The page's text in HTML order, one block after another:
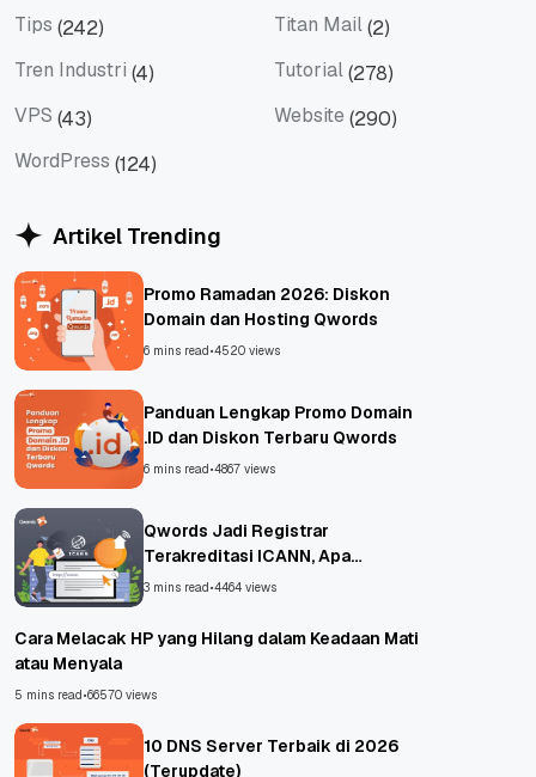
Tips (242) Titan Mail(2)
Tren Industri (4) Tutorial(278)
VPS (43) Website (290)
WordPress (124)
Artikel Trending
Promo Ramadan 2026: Diskon
Domain dan Hosting Qwords
6 mins read•4520 views
Panduan Lengkap Promo Domain
.ID dan Diskon Terbaru Qwords
6 mins read•4867 views
Qwords Jadi Registrar
Terakreditasi ICANN, Apa
Untungnya?
3 mins read•4464 views
Cara Melacak HP yang Hilang dalam Keadaan Mati
atau Menyala
5 mins read•66570 views
10 DNS Server Terbaik di 2026
(Terupdate)